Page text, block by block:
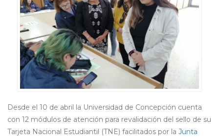
Desde el 10 de abril la Universidad de Concepción cuenta
con 12 módulos de atención para revalidación del sello de su
Tarjeta Nacional Estudiantil (TNE) facilitados por la Junta